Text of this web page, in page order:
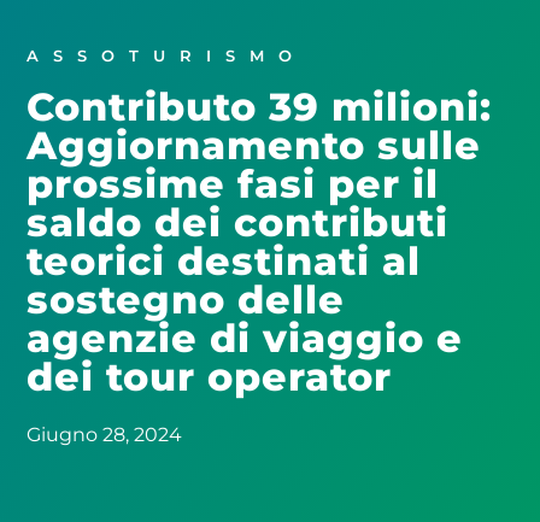
ASSOTURISMO
Contributo 39 milioni:
Aggiornamento sulle
prossime fasi per il
saldo dei contributi
teorici destinati al
sostegno delle
agenzie di viaggio e
dei tour operator
Giugno 28, 2024